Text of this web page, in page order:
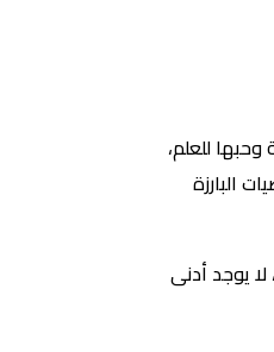
للعلم،
البارزة
لا يوجد أدنى